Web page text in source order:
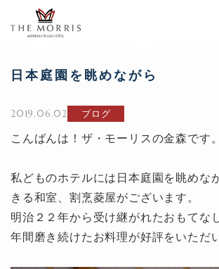
日本庭園を眺めながら
2019.06.02 ブログ
こんばんは！ザ・モーリスの金森です。
私どものホテルには日本庭園を眺めな
きる和室、割烹菱屋がございます。
明治２２年から受け継がれたおもてな
年間磨き続けたお料理が好評をいただ